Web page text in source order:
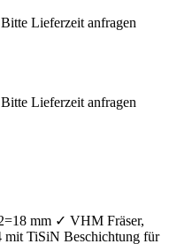
Bitte Lieferzeit anfragen
Bitte Lieferzeit anfragen